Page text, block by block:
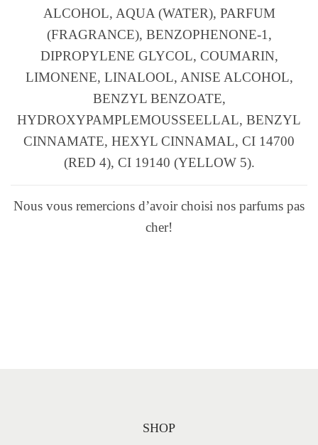
ALCOHOL, AQUA (WATER), PARFUM
(FRAGRANCE), BENZOPHENONE-1,
DIPROPYLENE GLYCOL, COUMARIN,
LIMONENE, LINALOOL, ANISE ALCOHOL,
BENZYL BENZOATE,
HYDROXYPAMPLEMOUSSEELLAL, BENZYL
CINNAMATE, HEXYL CINNAMAL, CI 14700
(RED 4), CI 19140 (YELLOW 5).
Nous vous remercions d’avoir choisi nos parfums pas
cher!
SHOP